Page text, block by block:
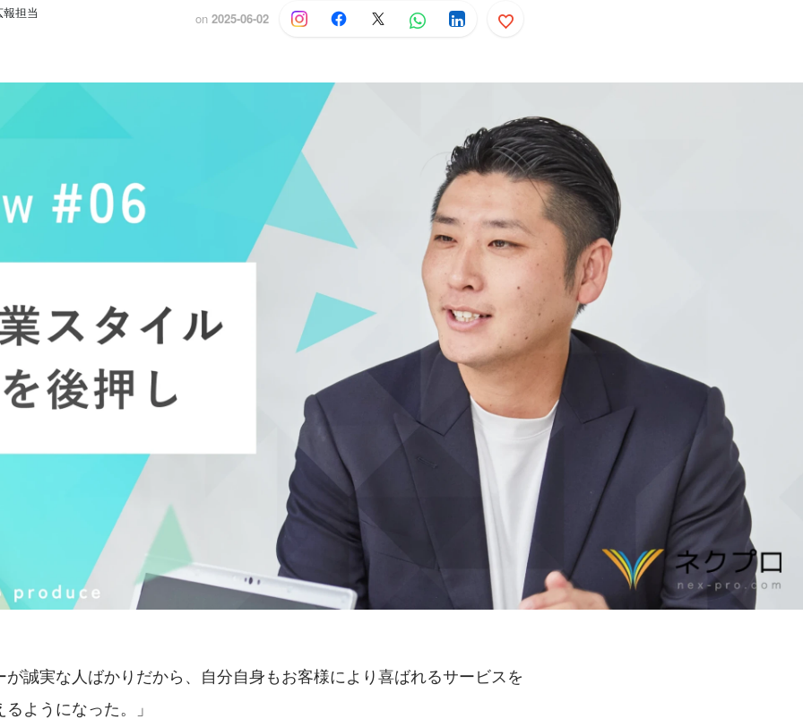
担当 on 2025-06-02
誠実な人ばかりだから、自分自身もお客様により喜ばれるサービスを
ようになった。」